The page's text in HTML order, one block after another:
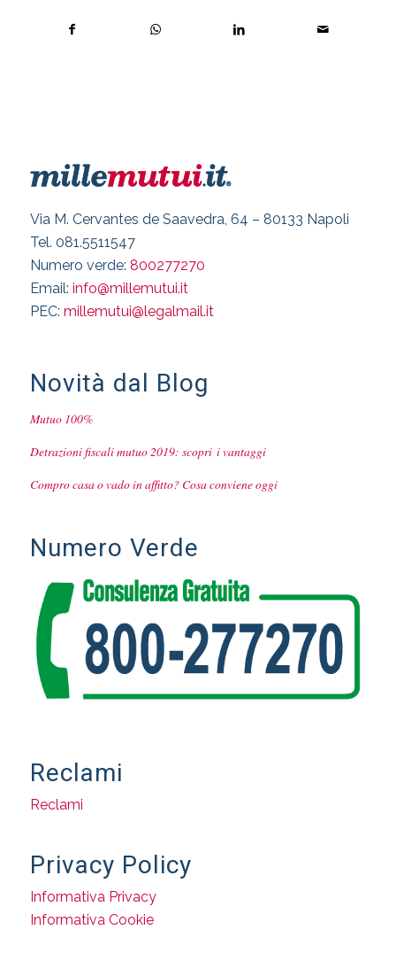
Via M. Cervantes de Saavedra, 64 – 80133 Napoli
Tel. 081.5511547
Numero verde: 800277270
Email: info@millemutui.it
PEC: millemutui@legalmail.it
Novità dal Blog
Mutuo 100%
Detrazioni fiscali mutuo 2019: scopri i vantaggi
Compro casa o vado in affitto? Cosa conviene oggi
Numero Verde
Reclami
Reclami
Privacy Policy
Informativa Privacy
Informativa Cookie